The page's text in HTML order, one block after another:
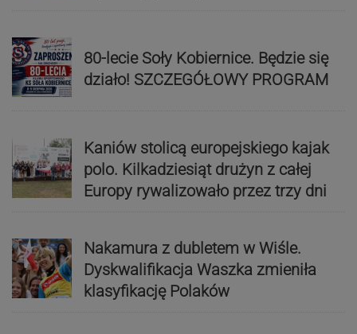
80-lecie Soły Kobiernice. Będzie się
działo! SZCZEGÓŁOWY PROGRAM
Kaniów stolicą europejskiego kajak
polo. Kilkadziesiąt drużyn z całej
Europy rywalizowało przez trzy dni
Nakamura z dubletem w Wiśle.
Dyskwalifikacja Waszka zmieniła
klasyfikację Polaków